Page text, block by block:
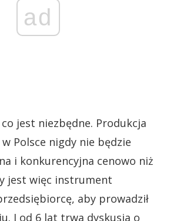
ad
jest niezbędne. Produkcja
Polsce nigdy nie będzie
i konkurencyjna cenowo niż
jest więc instrument
aby prowadził
I od 6 lat trwa dyskusja o